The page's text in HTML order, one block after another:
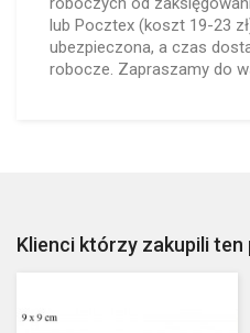
lub Pocztex (koszt 19-23
ubezpieczona, a czas
robocze. Zapraszamy do
Klienci którzy zakupili